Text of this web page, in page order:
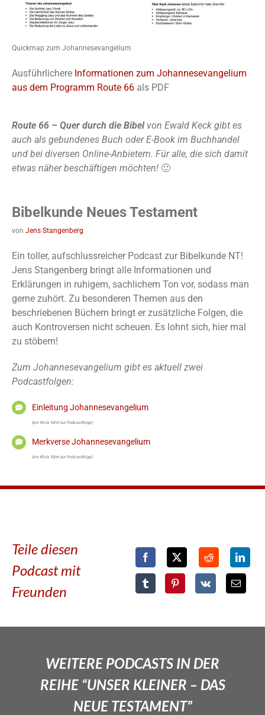
Quickmap zum Johannesevangelium
Ausführlichere Informationen zum Johannesevangelium
aus dem Programm Route 66 als PDF
Route 66 – Quer durch die Bibel von Ewald Keck gibt es
auch als gebundenes Buch oder E-Book im Buchhandel
und bei diversen Online-Anbietern. Für alle, die sich damit
etwas näher beschäftigen möchten! 🙂
Bibelkunde Neues Testament
von Jens Stangenberg
Ein toller, aufschlussreicher Podcast zur Bibelkunde NT!
Jens Stangenberg bringt alle Informationen und
Erklärungen in ruhigem, sachlichem Ton vor, sodass man
gerne zuhört. Zu besonderen Themen aus den
beschriebenen Büchern bringt er zusätzliche Folgen, die
auch Kontroversen nicht scheuen. Es lohnt sich, hier mal
zu stöbern!
Zum Johannesevangelium gibt es aktuell zwei
Podcastfolgen:
Einleitung Johannesevangelium
(ein Klick führt zur Podcastfolge)
Merkverse Johannesevangelium
(ein Klick führt zur Podcastfolge)
Teile diesen
Podcast mit
Freunden
WEITERE PODCASTS IN DER
REIHE “UNSER KLEINER – DAS
NEUE TESTAMENT”